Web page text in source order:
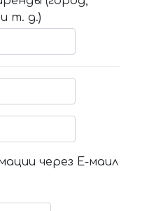
т. д.)
через Е-маил